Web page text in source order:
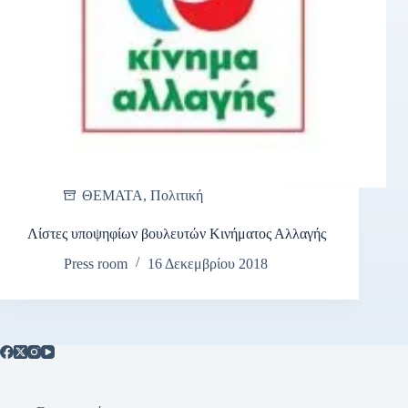
ΘΕΜΑΤΑ, Πολιτική
Λίστες υποψηφίων βουλευτών Κινήματος Αλλαγής
Press room
16 Δεκεμβρίου 2018